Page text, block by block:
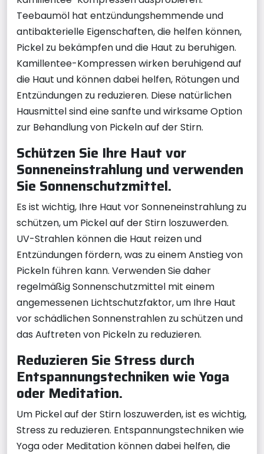
Teebaumöl hat entzündungshemmende und
antibakterielle Eigenschaften, die helfen können,
Pickel zu bekämpfen und die Haut zu beruhigen.
Kamillentee-Kompressen wirken beruhigend auf
die Haut und können dabei helfen, Rötungen und
Entzündungen zu reduzieren. Diese natürlichen
Hausmittel sind eine sanfte und wirksame Option
zur Behandlung von Pickeln auf der Stirn.
Schützen Sie Ihre Haut vor
Sonneneinstrahlung und verwenden
Sie Sonnenschutzmittel.
Es ist wichtig, Ihre Haut vor Sonneneinstrahlung zu
schützen, um Pickel auf der Stirn loszuwerden.
UV-Strahlen können die Haut reizen und
Entzündungen fördern, was zu einem Anstieg von
Pickeln führen kann. Verwenden Sie daher
regelmäßig Sonnenschutzmittel mit einem
angemessenen Lichtschutzfaktor, um Ihre Haut
vor schädlichen Sonnenstrahlen zu schützen und
das Auftreten von Pickeln zu reduzieren.
Reduzieren Sie Stress durch
Entspannungstechniken wie Yoga
oder Meditation.
Um Pickel auf der Stirn loszuwerden, ist es wichtig,
Stress zu reduzieren. Entspannungstechniken wie
Yoga oder Meditation können dabei helfen, die